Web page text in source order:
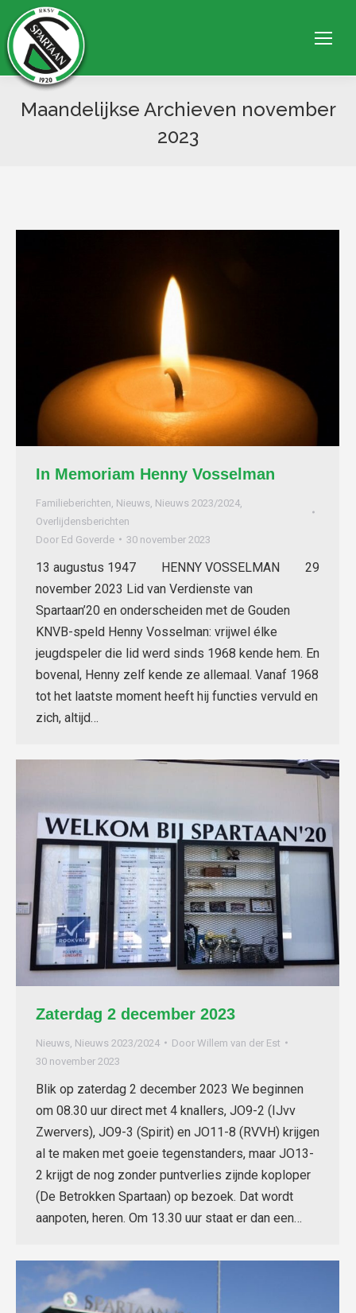
Maandelijkse Archieven november
2023
In Memoriam Henny Vosselman
Familieberichten Nieuws Nieuws 2023/2024
Overlijdensberichten
Door Ed Goverde 30 november 2023
13 augustus 1947 HENNY VOSSELMAN 29
november 2023 Lid van Verdienste van
Spartaan’20 en onderscheiden met de Gouden
KNVB-speld Henny Vosselman: vrijwel élke
jeugdspeler die lid werd sinds 1968 kende hem. En
bovenal, Henny zelf kende ze allemaal. Vanaf 1968
tot het laatste moment heeft hij functies vervuld en
zich, altijd…
Zaterdag 2 december 2023
Nieuws Nieuws 2023/2024 Door Willem van der Est
30 november 2023
Blik op zaterdag 2 december 2023 We beginnen
om 08.30 uur direct met 4 knallers, JO9-2 (IJvv
Zwervers), JO9-3 (Spirit) en JO11-8 (RVVH) krijgen
al te maken met goeie tegenstanders, maar JO13-
2 krijgt de nog zonder puntverlies zijnde koploper
(De Betrokken Spartaan) op bezoek. Dat wordt
aanpoten, heren. Om 13.30 uur staat er dan een…